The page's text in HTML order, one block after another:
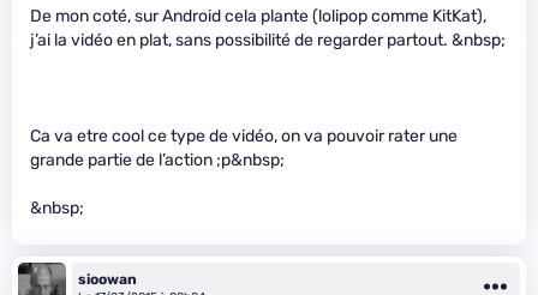
De mon coté, sur Android cela plante (lolipop comme KitKat),
j’ai la vidéo en plat, sans possibilité de regarder partout. &nbsp;
Ca va etre cool ce type de vidéo, on va pouvoir rater une
grande partie de l’action ;p&nbsp;
&nbsp;
sioowan